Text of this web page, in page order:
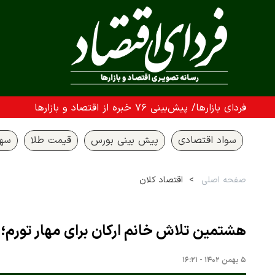
فردای بازارها/ پیش‌بینی ۷۶ خبره از اقتصاد و بازارها
سواد اقتصادی پیش بینی بورس قیمت طلا
صفحه اصلی اقتصاد کلان
هشتمین تلاش خانم ارکان برای مهار تورم؛ نرخ بهره
۵ بهمن ۱۴۰۲ - ۱۶:۲۱